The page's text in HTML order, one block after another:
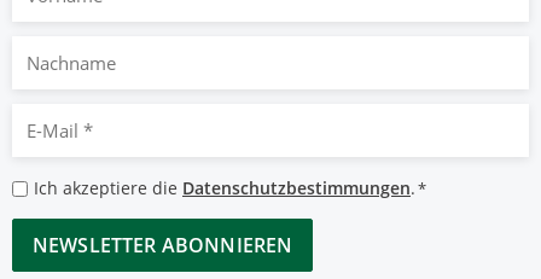
Nachname
Mail
*
Datenschutzbestimmungen
*
Ich akzeptiere die Datenschutzbestimmungen.*
CAPTCHA